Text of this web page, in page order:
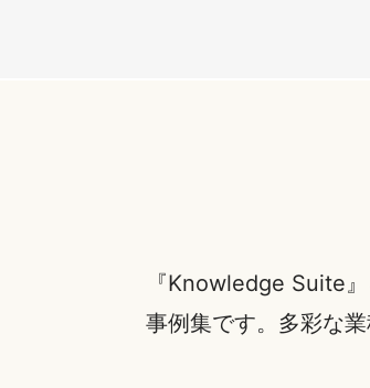
『Knowledge Suite
事例集です。多彩な